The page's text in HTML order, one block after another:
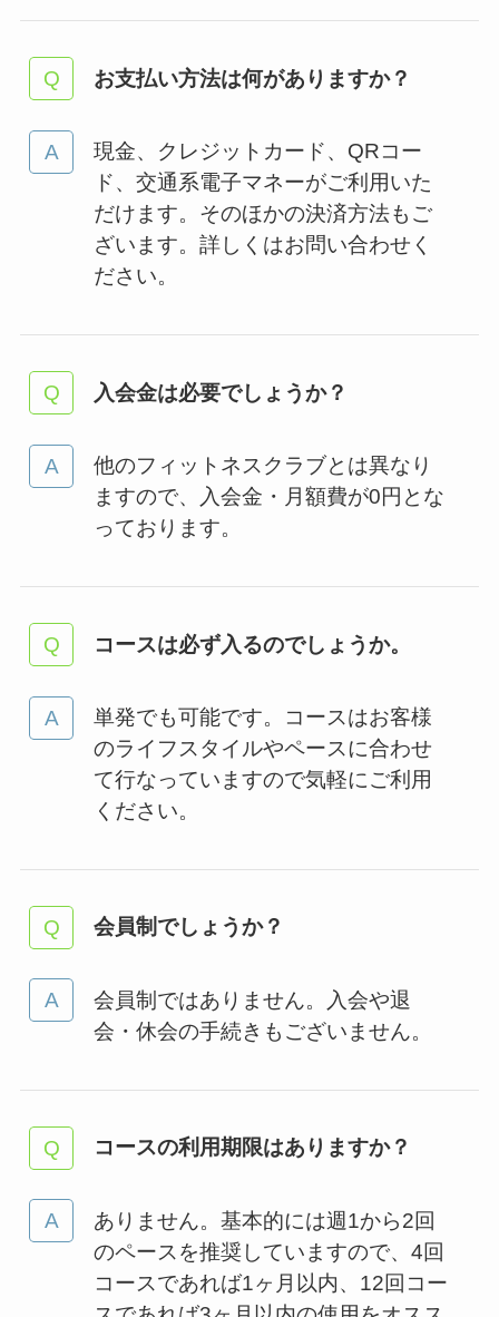
お支払い方法は何がありますか？
現金、クレジットカード、QRコー
ド、交通系電子マネーがご利用いた
だけます。そのほかの決済方法もご
ざいます。詳しくはお問い合わせく
ださい。
入会金は必要でしょうか？
他のフィットネスクラブとは異なり
ますので、入会金・月額費が0円とな
っております。
コースは必ず入るのでしょうか。
単発でも可能です。コースはお客様
のライフスタイルやペースに合わせ
て行なっていますので気軽にご利用
ください。
会員制でしょうか？
会員制ではありません。入会や退
会・休会の手続きもございません。
コースの利用期限はありますか？
ありません。基本的には週1から2回
のペースを推奨していますので、4回
コースであれば1ヶ月以内、12回コー